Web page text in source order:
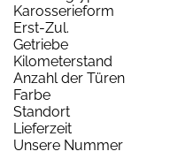
Karosserieform
Erst-Zul.
Getriebe
Kilometerstand
Anzahl der Türen
Farbe
Standort
Lieferzeit
Unsere Nummer